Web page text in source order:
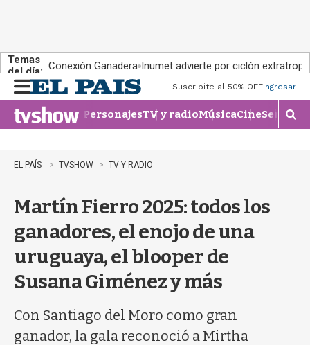
Temas
del día: Conexión Ganadera Inumet advierte por ciclón
n
u
Suscribite al 50% OFFIngresar
PersonajesTV y radioMúsicaCineSeries
M
o
EL PAÍS TVSHOW TV Y RADIO
Martín Fierro 2025: todos los
ganadores, el enojo de una
uruguaya, el blooper de
Susana Giménez y más
Con Santiago del Moro como gran
ganador, la gala reconoció a Mirtha